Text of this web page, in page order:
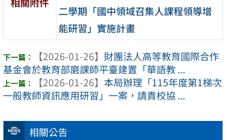
相關公告
二學期「國中領域召集人課程領導增
能研習」實施計畫
【2026-01-26】 財團法人高等教育國際合作
基金會於教育部磨課師平臺建置「華語教 ...
【2026-01-26】 本局辦理「115年度第1梯次
一般教師資訊應用研習」一案，請貴校協 ...